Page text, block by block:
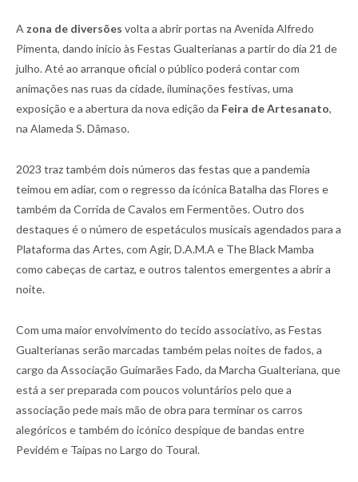
A zona de diversões volta a abrir portas na Avenida Alfredo
Pimenta, dando início às Festas Gualterianas a partir do dia 21 de
julho. Até ao arranque oficial o público poderá contar com
animações nas ruas da cidade, iluminações festivas, uma
exposição e a abertura da nova edição da Feira de Artesanato,
na Alameda S. Dâmaso.
2023 traz também dois números das festas que a pandemia
teimou em adiar, com o regresso da icónica Batalha das Flores e
também da Corrida de Cavalos em Fermentões. Outro dos
destaques é o número de espetáculos musicais agendados para a
Plataforma das Artes, com Agir, D.A.M.A e The Black Mamba
como cabeças de cartaz, e outros talentos emergentes a abrir a
noite.
Com uma maior envolvimento do tecido associativo, as Festas
Gualterianas serão marcadas também pelas noites de fados, a
cargo da Associação Guimarães Fado, da Marcha Gualteriana, que
está a ser preparada com poucos voluntários pelo que a
associação pede mais mão de obra para terminar os carros
alegóricos e também do icónico despique de bandas entre
Pevidém e Taipas no Largo do Toural.